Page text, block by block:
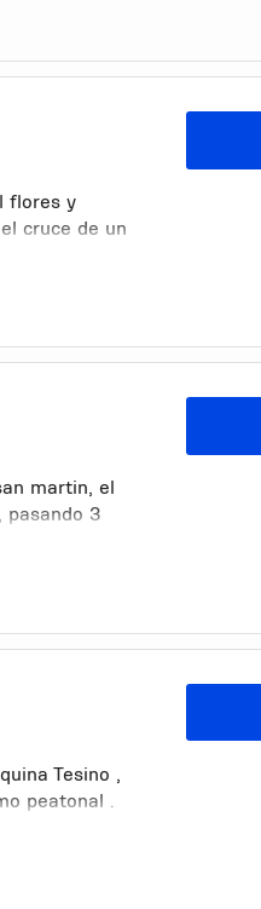
flores y
cruce de un
martin, el
pasando 3
Tesino ,
peatonal .